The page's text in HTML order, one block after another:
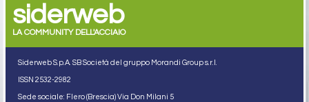
siderweb
LA COMMUNITY DELL'ACCIAIO
Siderweb S.p.A. SB Società del gruppo Morandi Group s.r.l.
ISSN 2532-2982
Sede sociale: Flero (Brescia) Via Don Milani 5